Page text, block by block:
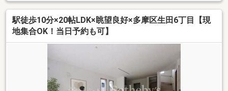
駅徒歩10分×20帖LDK×眺望良好×多摩区生田6丁目【現
地集合OK！当日予約も可】